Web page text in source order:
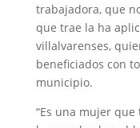
trabajadora, que
que trae la ha
villalvarenses,
beneficiados con
municipio.
“Es una mujer